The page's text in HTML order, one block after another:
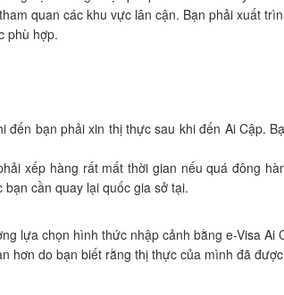
quan các khu vực lân cận. Bạn phải xuất
phù hợp.
bạn phải xin thị thực sau khi đến Ai Cập.
xếp hàng rất mất thời gian nếu quá đông
cần quay lại quốc gia sở tại.
lựa chọn hình thức nhập cảnh bằng e-Visa Ai
do bạn biết rằng thị thực của mình đã